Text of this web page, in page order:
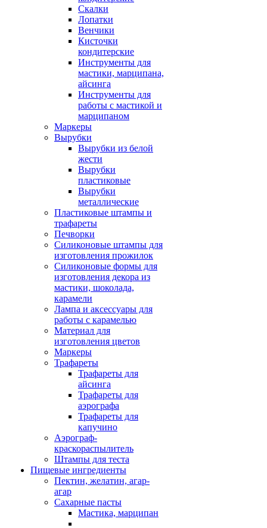
Скалки
Лопатки
Венчики
Кисточки
кондитерские
Инструменты для
мастики, марципана,
айсинга
Инструменты для
работы с мастикой и
марципаном
Маркеры
Вырубки
Вырубки из белой
жести
Вырубки
пластиковые
Вырубки
металлические
Пластиковые штампы и
трафареты
Печворки
Силиконовые штампы для
изготовления прожилок
Силиконовые формы для
изготовления декора из
мастики, шоколада,
карамели
Лампа и аксессуары для
работы с карамелью
Материал для
изготовления цветов
Маркеры
Трафареты
Трафареты для
айсинга
Трафареты для
аэрографа
Трафареты для
капучино
Аэрограф-
краскораспылитель
Штампы для теста
Пищевые ингредиенты
Пектин, желатин, агар-
агар
Сахарные пасты
Мастика, марципан